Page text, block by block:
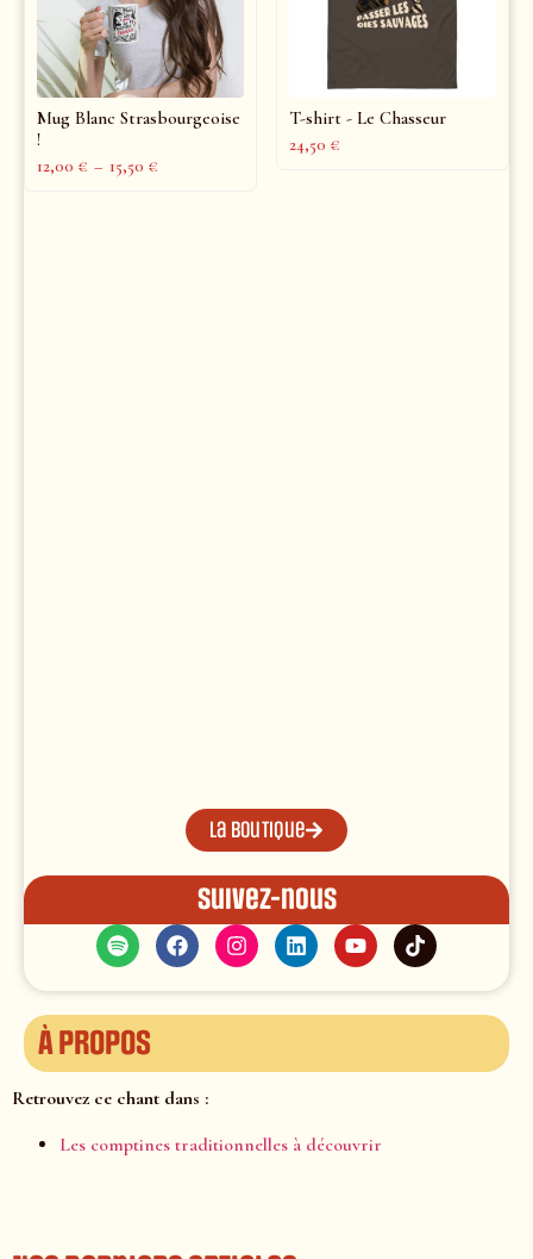
Mug Blanc Strasbourgeoise
!
12,00 € – 15,50 €
T-shirt - Le Chasseur
24,50 €
La boutique
Suivez-nous
À propos
Retrouvez ce chant dans :
Les comptines traditionnelles à découvrir